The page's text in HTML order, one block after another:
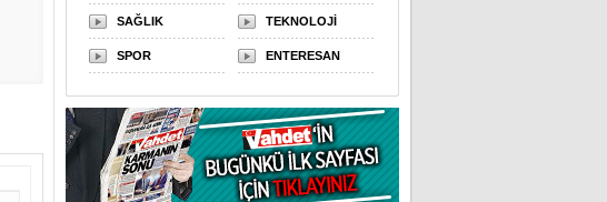
SAĞLIK TEKNOLOJİ
SPOR ENTERESAN